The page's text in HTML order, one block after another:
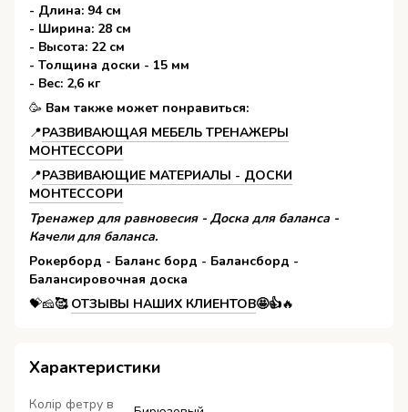
- Длина: 94 см
- Ширина: 28 см
- Высота: 22 см
- Толщина доски - 15 мм
- Вес: 2,6 кг
🥳️ Вам также может понравиться:
📍️РАЗВИВАЮЩАЯ МЕБЕЛЬ ТРЕНАЖЕРЫ
МОНТЕССОРИ
📍️РАЗВИВАЮЩИЕ МАТЕРИАЛЫ - ДОСКИ
МОНТЕССОРИ
Тренажер для равновесия - Доска для баланса -
Качели для баланса.
Рокерборд - Баланс борд - Балансборд -
Балансировочная доска
💝🧀🥰 ОТЗЫВЫ НАШИХ КЛИЕНТОВ🤩👍🔥
Характеристики
Колір фетру в